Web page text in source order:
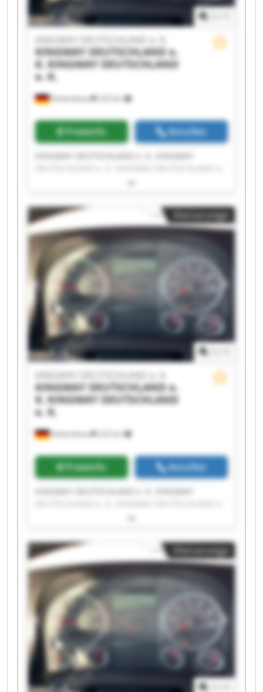
Hohenthann 223 km
KINGWAY DEUTSCHLAND e.
K. KINGWAY DEUTSCHLAND
e. K.
Preisinfo Anrufen
K. KINGWAY DEUTSCHLAND e. K. KINGWAY
K. KINGWAY DEUTSCHLAND e. K. KINGWAY
DEUTSCHLAND e. K. KINGWAY DEUTSCHLAND e.
K. KINGWAY DEUTSCHLAND e. K. KINGWAY
DEUTSCHLAND e. K. KINGWAY DEUTSCHLAND e.
K. KINGWAY DEUTSCHLAND e. K. KINGWAY
DEUTSCHLAND e. K. KINGWAY DEUTSCHLAND e.
K. KINGWAY DEUTSCHLAND e. K. KINGWAY
DEUTSCHLAND e. K. KINGWAY DEUTSCHLAND e.
K. KINGWAY DEUTSCHLAND e. K. KINGWAY
DEUTSCHLAND e. K.
Kleinanzeige
Hohenthann 223 km
KINGWAY DEUTSCHLAND e.
K. KINGWAY DEUTSCHLAND
e. K.
Preisinfo Anrufen
K. KINGWAY DEUTSCHLAND e. K. KINGWAY
K. KINGWAY DEUTSCHLAND e. K. KINGWAY
DEUTSCHLAND e. K. KINGWAY DEUTSCHLAND e.
K. KINGWAY DEUTSCHLAND e. K. KINGWAY
DEUTSCHLAND e. K. KINGWAY DEUTSCHLAND e.
K. KINGWAY DEUTSCHLAND e. K. KINGWAY
DEUTSCHLAND e. K. KINGWAY DEUTSCHLAND e.
K. KINGWAY DEUTSCHLAND e. K. KINGWAY
DEUTSCHLAND e. K. KINGWAY DEUTSCHLAND e.
K. KINGWAY DEUTSCHLAND e. K. KINGWAY
DEUTSCHLAND e. K.
Kleinanzeige